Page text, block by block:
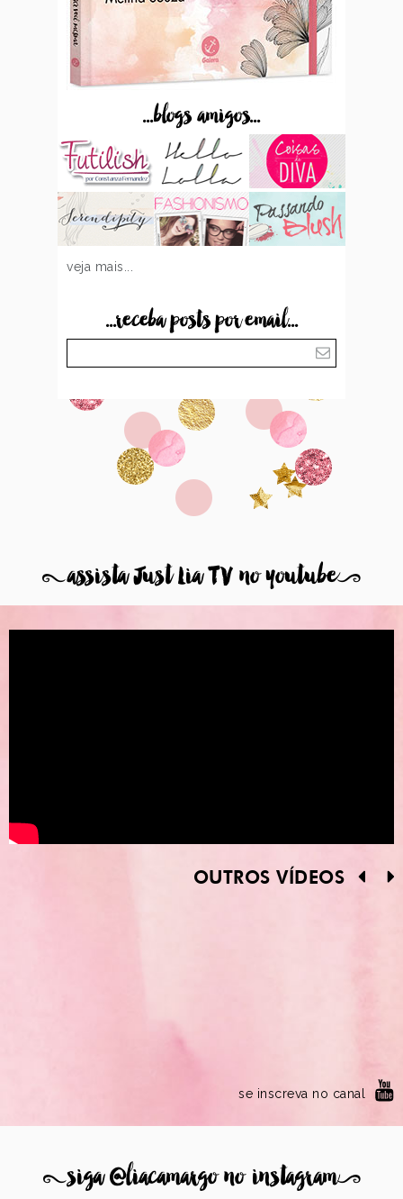
...blogs amigos...
veja mais...
...receba posts por email...
8assista Just Lia TV no youtube9
OUTROS VÍDEOS
se inscreva no canal
8siga @liacamargo no instagram9